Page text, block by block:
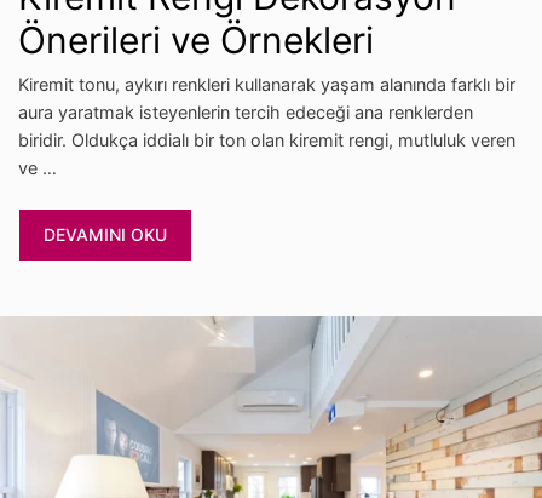
Önerileri ve Örnekleri
Kiremit tonu, aykırı renkleri kullanarak yaşam alanında farklı bir
aura yaratmak isteyenlerin tercih edeceği ana renklerden
biridir. Oldukça iddialı bir ton olan kiremit rengi, mutluluk veren
ve …
DEVAMINI OKU